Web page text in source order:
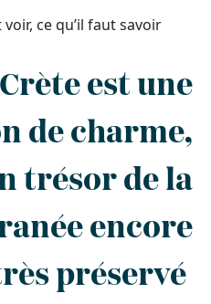
ce qu’il faut savoir
est une
de charme,
trésor de la
encore
préservé